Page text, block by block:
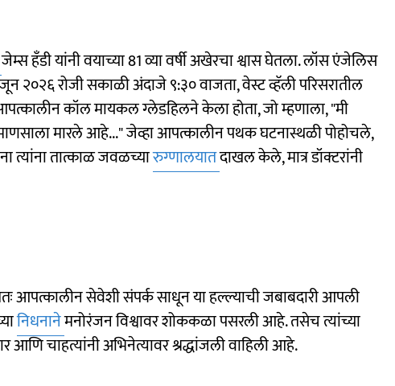
जेम्स हँडी यांनी वयाच्या 81 व्या वर्षी अखेरचा श्वास घेतला. लॉस एंजेलिस
२०२६ रोजी सकाळी अंदाजे ९:३० वाजता, वेस्ट व्हॅली परिसरातील
कॉल मायकल ग्लेडहिलने केला होता, जो म्हणाला, "मी
मारले आहे..." जेव्हा आपत्कालीन पथक घटनास्थळी पोहोचले,
त्यांना तात्काळ जवळच्यारुग्णालयातदाखल केले, मात्र डॉक्टरांनी
आपत्कालीन सेवेशी संपर्क साधून या हल्ल्याची जबाबदारी आपली
निधनानेमनोरंजन विश्वावर शोककळा पसरली आहे. तसेच त्यांच्या
चाहत्यांनी अभिनेत्यावर श्रद्धांजली वाहिली आहे.